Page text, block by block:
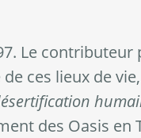
Le contributeur
ces lieux de
des Oasis en